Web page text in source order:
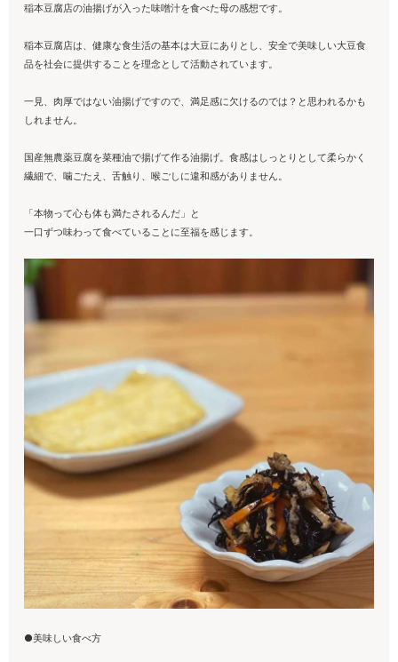
稲本豆腐店の油揚げが入った味噌汁を食べた母の感想です。
稲本豆腐店は、健康な食生活の基本は大豆にありとし、安全で美味しい大豆食
品を社会に提供することを理念として活動されています。
一見、肉厚ではない油揚げですので、満足感に欠けるのでは？と思われるかも
しれません。
国産無農薬豆腐を菜種油で揚げて作る油揚げ。食感はしっとりとして柔らかく
繊細で、噛ごたえ、舌触り、喉ごしに違和感がありません。
「本物って心も体も満たされるんだ」と
一口ずつ味わって食べていることに至福を感じます。
●美味しい食べ方